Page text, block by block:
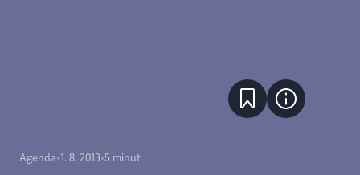
Agenda•1. 8. 2013•5 minut